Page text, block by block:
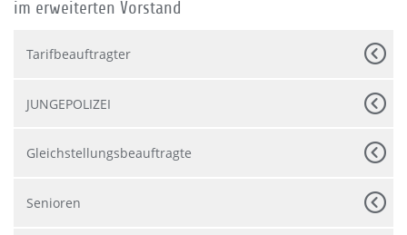
im erweiterten Vorstand
Tarifbeauftragter
JUNGEPOLIZEI
Gleichstellungsbeauftragte
Senioren